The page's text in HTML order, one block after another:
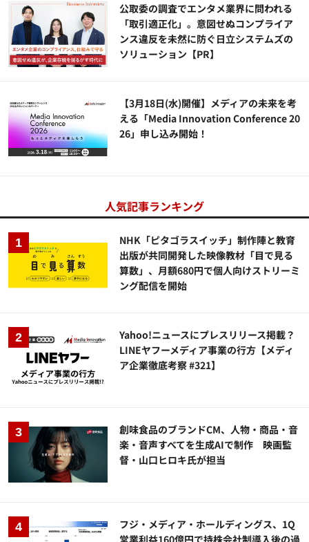
公​​取委の調査でエンタメ業界に問われる
「取引適正化」。意図せぬコンプライア
ンス違反を未然に防ぐ日立システムズの
ソリューション​【PR】
【3月18日(水)開催】メディアの未来を考
える「Media Innovation Conference 20
26」申し込み開始！
人気記事ランキング
NHK「ピタゴラスイッチ」制作陣と教育
出版が共同開発した映像教材「目で見る
算数」、月額680円で個人向けストリーミ
ング配信を開始
Yahoo!ニュースにプレスリリース掲載？
LINEヤフーメディア事業の行方【メディ
ア企業徹底考察 #321】
創味食品のブランドCM、人物・商品・音
楽・音声すべてを生成AIで制作 映画監
督・山口ヒロキ氏が担当
フジ・メディア・ホールディングス、1Q
営業利益160億円で持株会社制導入後の過